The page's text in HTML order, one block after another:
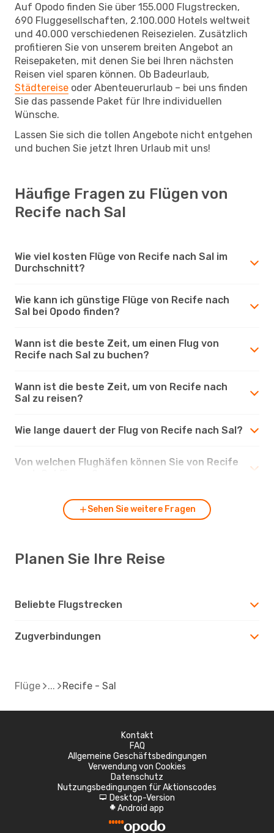
Auf Opodo finden Sie über 155.000 Flugstrecken,
690 Fluggesellschaften, 2.100.000 Hotels weltweit
und 40.000 verschiedenen Reisezielen. Zusätzlich
profitieren Sie von unserem breiten Angebot an
Reisepaketen, mit denen Sie bei Ihren nächsten
Reisen viel sparen können. Ob Badeurlaub,
Städtereise oder Abenteuerurlaub – bei uns finden
Sie das passende Paket für Ihre individuellen
Wünsche.
Lassen Sie sich die tollen Angebote nicht entgehen
und buchen Sie jetzt Ihren Urlaub mit uns!
Häufige Fragen zu Flügen von
Recife nach Sal
Wie viel kosten Flüge von Recife nach Sal im
Durchschnitt?
Wie kann ich günstige Flüge von Recife nach
Sal bei Opodo finden?
Wann ist die beste Zeit, um einen Flug von
Recife nach Sal zu buchen?
Wann ist die beste Zeit, um von Recife nach
Sal zu reisen?
Wie lange dauert der Flug von Recife nach Sal?
Von welchen Flughäfen können Sie von Recife
Sehen Sie weitere Fragen
Planen Sie Ihre Reise
Beliebte Flugstrecken
Zugverbindungen
Flüge Recife - Sal
Kontakt
FAQ
Allgemeine Geschäftsbedingungen
Verwendung von Cookies
Datenschutz
Nutzungsbedingungen für Aktionscodes
d Desktop-Version
A Android app